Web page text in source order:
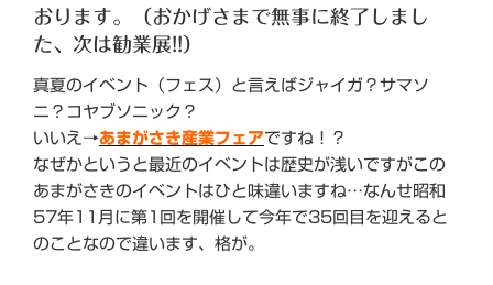
おります。（おかげさまで無事に終了しまし
た、次は勧業展!!）
真夏のイベント（フェス）と言えばジャイガ？サマソ
ニ？コヤブソニック？
いいえ→あまがさき産業フェアですね！？
なぜかというと最近のイベントは歴史が浅いですがこの
あまがさきのイベントはひと味違いますね…なんせ昭和
57年11月に第1回を開催して今年で35回目を迎えると
のことなので違います、格が。